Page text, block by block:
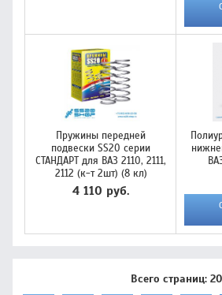
Пружины передней
подвески SS20 серии
СТАНДАРТ для ВАЗ 2110, 2111,
2112 (к-т 2шт) (8 кл)
4 110 руб.
Всего страниц: 20